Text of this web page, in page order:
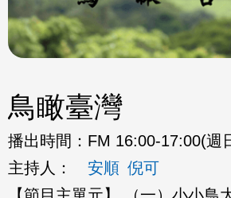
鳥瞰臺灣
播出時間： FM 16:00-17:00(週
主持人：
安順 倪可